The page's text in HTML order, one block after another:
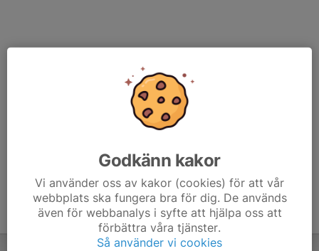
Godkänn kakor
Vi använder oss av kakor (cookies) för att vår
webbplats ska fungera bra för dig. De används
även för webbanalys i syfte att hjälpa oss att
förbättra våra tjänster.
Så använder vi cookies